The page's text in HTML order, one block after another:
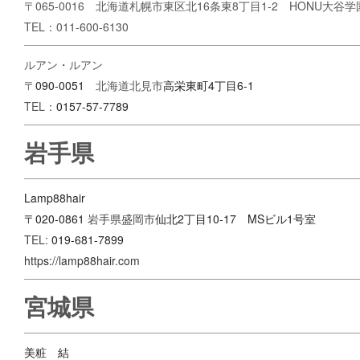
〒065-0016 北海道札幌市東区北16条東8丁目1-2 HONU大谷学
TEL：011-600-6130
ルアン・ルアン
〒 090-0051 北海道北見市高栄東町4丁目6-1
TEL： 0157-57-7789
岩手県
Lamp88hair
〒020-0861 岩手県盛岡市仙北2丁目10-17 MSビル1号室
TEL: 019-681-7899
https://lamp88hair.com
宮城県
美粧 結